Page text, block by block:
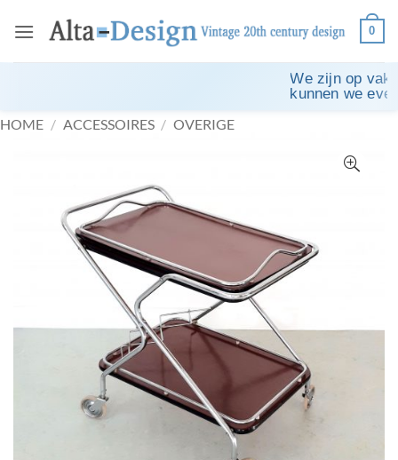
naar
0
We zijn op
kunnen we
HOME / ACCESSOIRES / OVERIGE